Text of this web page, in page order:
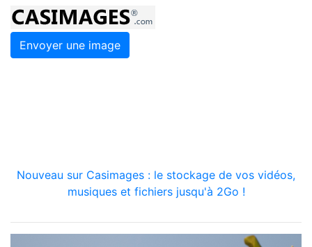
Envoyer une image
Nouveau sur Casimages : le stockage de vos vidéos,
musiques et fichiers jusqu'à 2Go !